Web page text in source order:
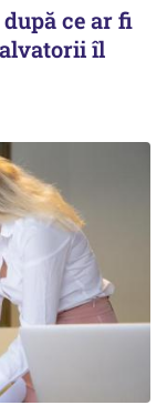
ce ar fi
îl